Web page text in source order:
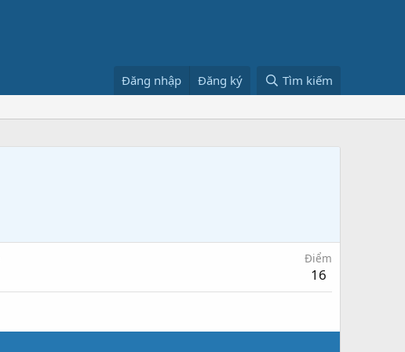
Đăng nhập Đăng ký Tìm kiếm
Điểm
16